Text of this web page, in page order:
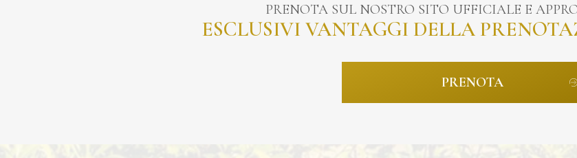
PRENOTA SUL NOSTRO SITO UFFICIALE E
ESCLUSIVI VANTAGGI DELLA
PRENOTA